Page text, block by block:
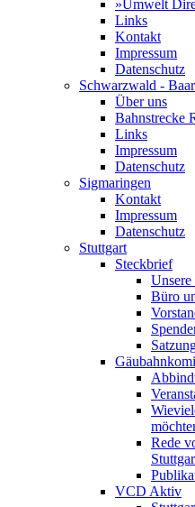
»Umwelt
Links
Kontakt
Impressum
Datenschutz
Schwarzwald -
Über uns
Bahnstrecke
Links
Impressum
Datenschutz
Sigmaringen
Kontakt
Impressum
Datenschutz
Stuttgart
Steckbrief
Büro
Rede
VCD Aktiv